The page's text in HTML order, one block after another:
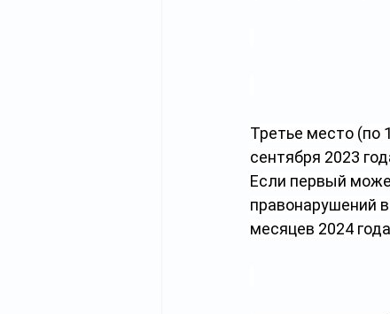
Третье место (по
сентября 2023
Если первый
правонарушений
месяцев 2024